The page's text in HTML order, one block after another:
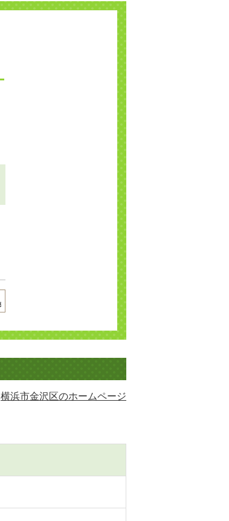
横浜市金沢区のホームページ